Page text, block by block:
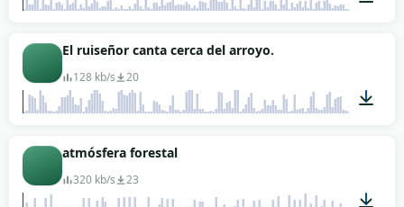
El ruiseñor canta cerca del arroyo.
128 kb/s 20
atmósfera forestal
320 kb/s 23